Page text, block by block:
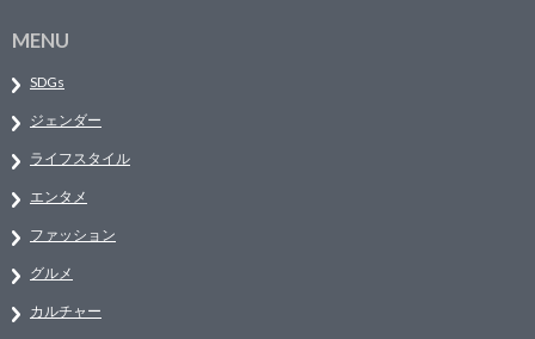
MENU
SDGs
ジェンダー
ライフスタイル
エンタメ
ファッション
グルメ
カルチャー